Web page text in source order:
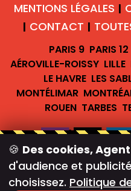
MENTIONS LÉGALES |
| CONTACT |
PARIS 9 PARIS 12
AÉROVILLE-ROISSY LILLE
LE HAVRE LES
MONTÉLIMAR
ROUEN TARBES
🍪 Des cookies, Agent
d'audience et
choisissez. Politique